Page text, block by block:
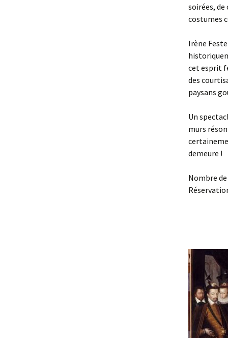
soirées, de
costumes
Irène
cet esprit
des
paysans
Un
murs
demeure !
Nombre